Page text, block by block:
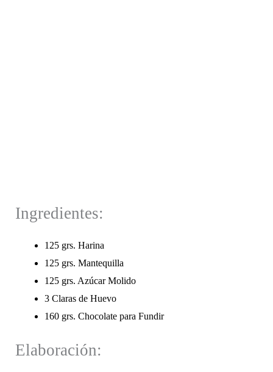
Ingredientes:
125 grs. Harina
125 grs. Mantequilla
125 grs. Azúcar Molido
3 Claras de Huevo
160 grs. Chocolate para Fundir
Elaboración: